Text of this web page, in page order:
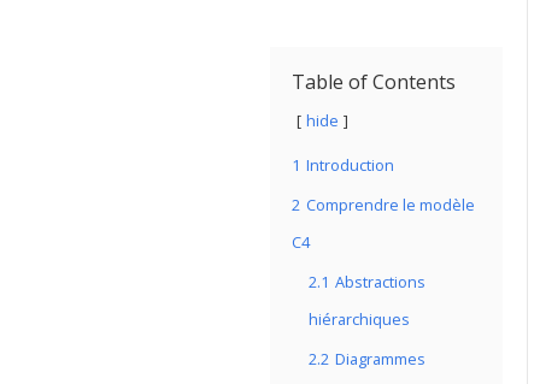
Table of Contents
hide
1 Introduction
2 Comprendre le modèle
C4
2.1 Abstractions
hiérarchiques
2.2 Diagrammes